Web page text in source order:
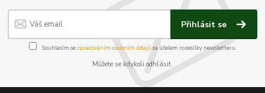
Přihlásit se
Souhlasím se zpracováním osobních údajůza účelem rozesílky newsletteru.
Můžete se kdykoli odhlásit.